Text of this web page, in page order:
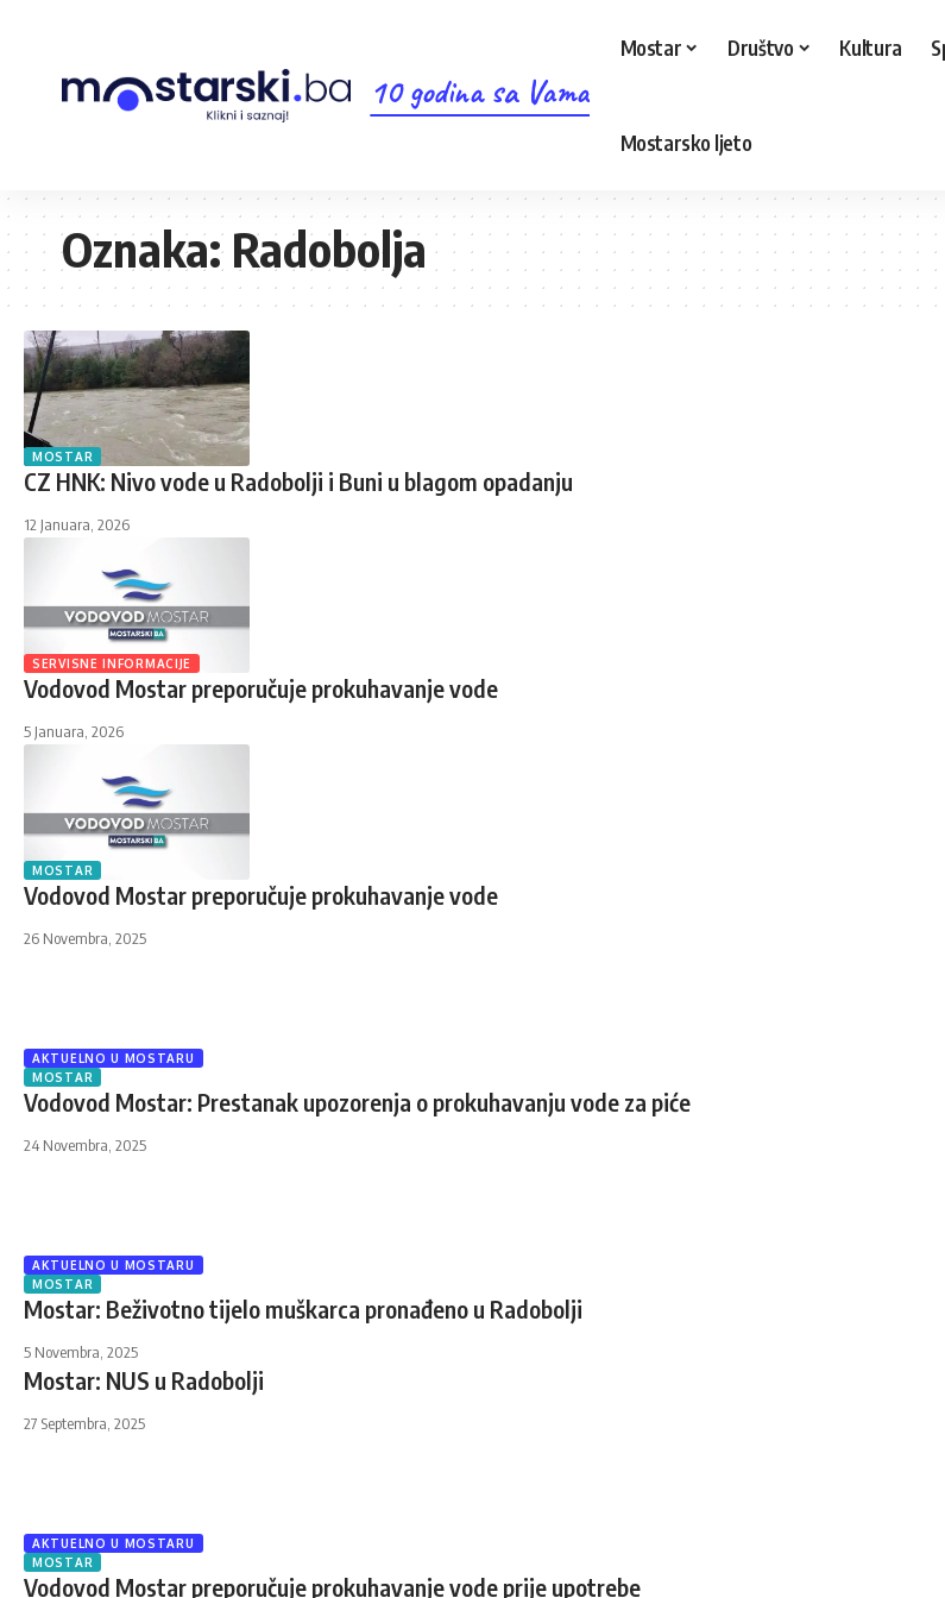
10 godina sa Vama
Mostar Društvo Kultura
Mostarsko ljeto
Oznaka:Radobolja
MOSTAR
CZ HNK: Nivo vode u Radobolji i Buni u blagom opadanju
12 Januara, 2026
SERVISNE INFORMACIJE
Vodovod Mostar preporučuje prokuhavanje vode
5 Januara, 2026
MOSTAR
Vodovod Mostar preporučuje prokuhavanje vode
26 Novembra, 2025
AKTUELNO U MOSTARU
MOSTAR
Vodovod Mostar: Prestanak upozorenja o prokuhavanju vode za piće
24 Novembra, 2025
AKTUELNO U MOSTARU
MOSTAR
Mostar: Beživotno tijelo muškarca pronađeno u Radobolji
5 Novembra, 2025
Mostar: NUS u Radobolji
27 Septembra, 2025
AKTUELNO U MOSTARU
MOSTAR
Vodovod Mostar preporučuje prokuhavanje vode prije upotrebe